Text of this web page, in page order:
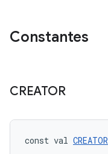
Constantes
CREATOR
const val CREATOR